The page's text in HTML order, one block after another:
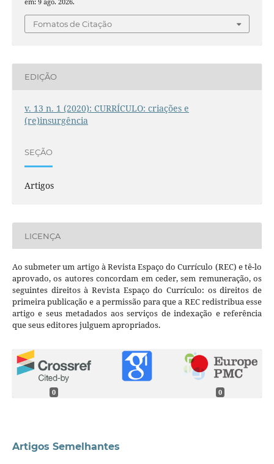
em: 9 ago. 2026.
Fomatos de Citação
EDIÇÃO
v. 13 n. 1 (2020): CURRÍCULO: criações e
(re)insurgência
SEÇÃO
Artigos
LICENÇA
Ao submeter um artigo à Revista Espaço do Currículo (REC) e tê-lo
aprovado, os autores concordam em ceder, sem remuneração, os
seguintes direitos à Revista Espaço do Currículo: os direitos de
primeira publicação e a permissão para que a REC redistribua esse
artigo e seus metadados aos serviços de indexação e referência
que seus editores julguem apropriados.
0 0
Artigos Semelhantes